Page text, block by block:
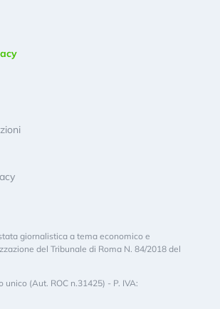
giornalistica a tema economico e
del Tribunale di Roma N. 84/2018 del
unico (Aut. ROC n.31425) - P. IVA: